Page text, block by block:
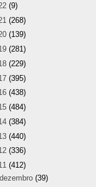
(9)
(268)
(139)
(281)
(229)
(395)
(438)
(484)
(384)
(440)
(336)
(412)
dezembro (39)